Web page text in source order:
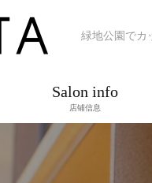
緑地公園でカ
Salon info
店铺信息